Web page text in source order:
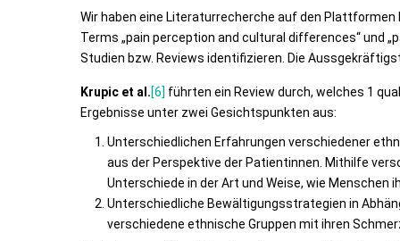
Wir haben eine Literaturrecherche auf den
Terms „pain perception and cultural differences“ und
Studien bzw. Reviews identifizieren. Die
Krupic et al.[6] führten ein Review durch, welches 1
Ergebnisse unter zwei Gesichtspunkten aus:
Unterschiedlichen Erfahrungen verschiedener
aus der Perspektive der Patientinnen. Mithilfe
Unterschiede in der Art und Weise, wie Menschen
Unterschiedliche Bewältigungsstrategien in
verschiedene ethnische Gruppen mit ihren